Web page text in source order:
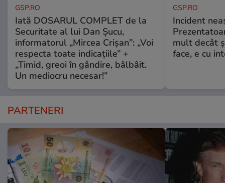
GSP.RO
Iată DOSARUL COMPLET de la
Securitate al lui Dan Șucu,
informatorul „Mircea Crișan”: „Voi
respecta toate indicațiile” +
„Timid, greoi în gândire, bâlbâit.
Un mediocru necesar!”
GSP.RO
Incident
mult decât
face, e cu
PARTENERI